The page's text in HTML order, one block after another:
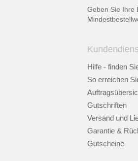
Geben Sie Ihre
Hilfe - finden
So erreichen
Gutschriften
Versand und
Garantie &
Gutscheine